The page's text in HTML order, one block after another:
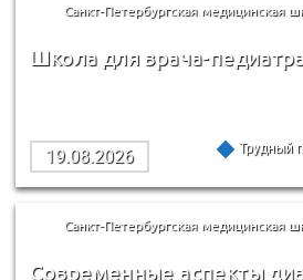
Санкт-Петербургская медицинская
Школа для врача-
19.08.2026
Трудный
Санкт-Петербургская медицинская
Современные аспекты